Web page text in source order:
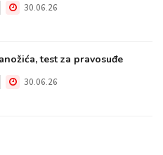
30.06.26
test za pravosuđe
30.06.26